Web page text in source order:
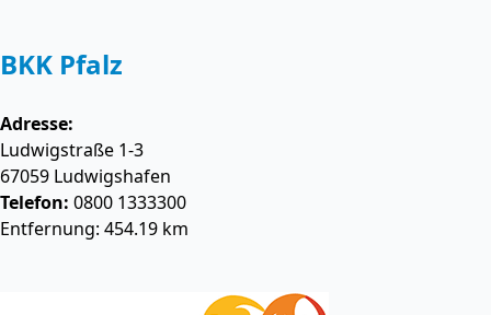
BKK Pfalz
Adresse:
Ludwigstraße 1-3
67059 Ludwigshafen
Telefon: 0800 1333300
Entfernung: 454.19 km